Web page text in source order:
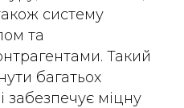
систему
та
Такий
багатьох
міцну